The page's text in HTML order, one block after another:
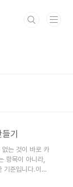
기
는 것이 바로 카
항목이 아니라,
기준입니다.이번
테고리 구성 전